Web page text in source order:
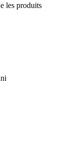
les produits